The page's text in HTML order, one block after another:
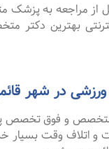
از مراجعه به
بهترین
در شهر
متخصص و فوق
و اتلاف وقت